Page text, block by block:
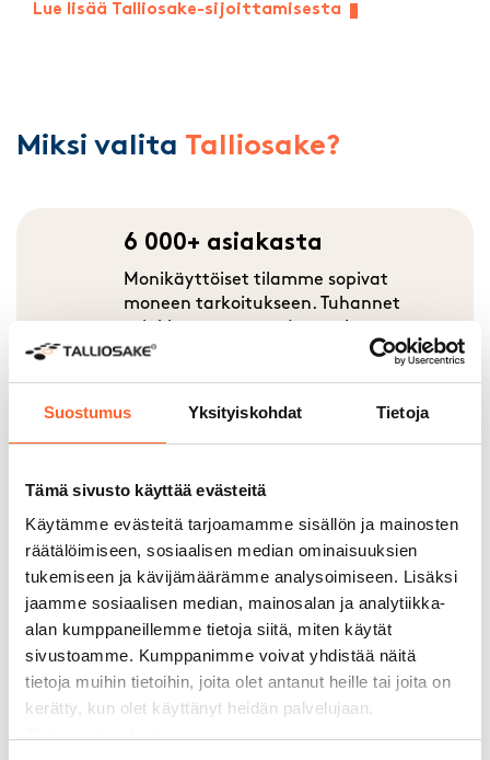
Suostumus Yksityiskohdat Tietoja
Tämä sivusto käyttää evästeitä
Käytämme evästeitä tarjoamamme sisällön ja mainosten
räätälöimiseen, sosiaalisen median ominaisuuksien
tukemiseen ja kävijämäärämme analysoimiseen. Lisäksi
jaamme sosiaalisen median, mainosalan ja analytiikka-
alan kumppaneillemme tietoja siitä, miten käytät
sivustoamme. Kumppanimme voivat yhdistää näitä
tietoja muihin tietoihin, joita olet antanut heille tai joita on
kerätty, kun olet käyttänyt heidän palvelujaan.
Lue lisää Talliosake-sijoittamisesta
Miksi valita Talliosake?
6 000+ asiakasta
Monikäyttöiset tilamme sopivat
moneen tarkoitukseen. Tuhannet
Talliosakkeesta unelmiensa autotallin,
Yli 6 500 rakennettua tilaa
Talliosake on toteuttanut jo yli 6 500
toimivaa ja monikäyttöistä tilaa eri
puolille Suomea ja Ruotsia. Vuosien
kokemus näkyy tilojen laadussa,
toimivuudessa ja ratkaisuissa, jotka
palvelevat sekä yrityksiä että
yksityiskäyttäjiä.